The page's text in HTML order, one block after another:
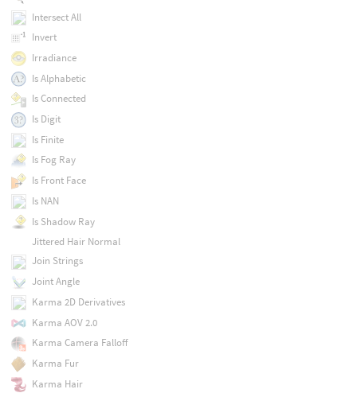
Intersect All
Invert
Irradiance
Is Alphabetic
Is Connected
Is Digit
Is Finite
Is Fog Ray
Is Front Face
Is NAN
Is Shadow Ray
Jittered Hair Normal
Join Strings
Joint Angle
Karma 2D Derivatives
Karma AOV 2.0
Karma Camera Falloff
Karma Fur
Karma Hair